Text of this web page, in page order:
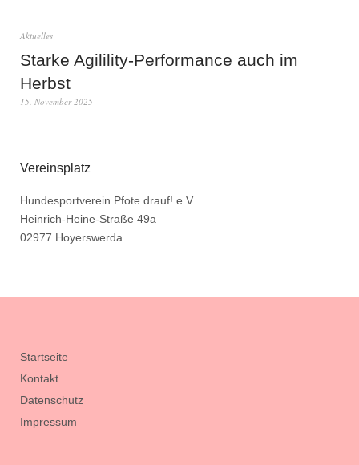
Aktuelles
Starke Agilility-Performance auch im
Herbst
15. November 2025
Vereinsplatz
Hundesportverein Pfote drauf! e.V.
Heinrich-Heine-Straße 49a
02977 Hoyerswerda
Startseite
Kontakt
Datenschutz
Impressum